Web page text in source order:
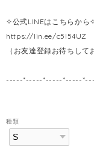
✧公式LINEはこちらから
https://lin.ee/c5l54UZ
（お友達登録お待ちして
-----*-----*-----*-----
種類